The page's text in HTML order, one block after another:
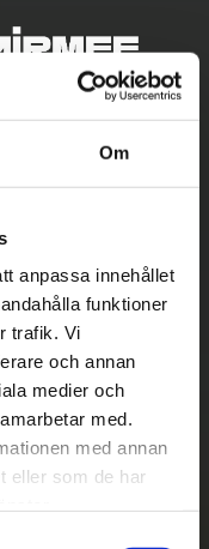
Om
anpassa innehållet
funktioner
trafik. Vi
och annan
medier och
med.
med annan
eller som de har
montering